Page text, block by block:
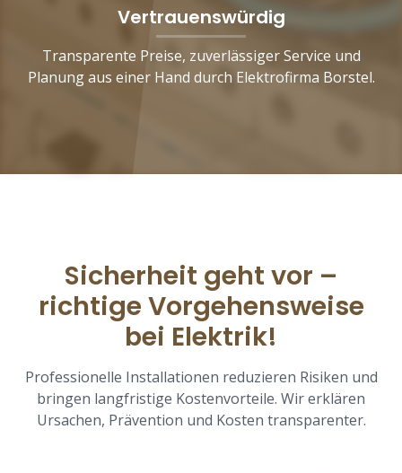
Vertrauenswürdig
Transparente Preise, zuverlässiger Service und
Planung aus einer Hand durch Elektrofirma Borstel.
Sicherheit geht vor –
richtige Vorgehensweise
bei Elektrik!
Professionelle Installationen reduzieren Risiken und
bringen langfristige Kostenvorteile. Wir erklären
Ursachen, Prävention und Kosten transparenter.